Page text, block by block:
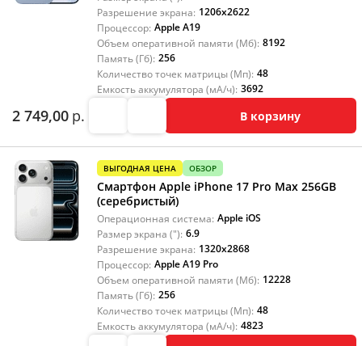
Разрешение экрана: 1206x2622
Процессор: Apple A19
Объем оперативной памяти (Мб): 8192
Память (Гб): 256
Количество точек матрицы (Мп): 48
Емкость аккумулятора (мА/ч): 3692
2 749,00 р. В корзину
ВЫГОДНАЯ ЦЕНА ОБЗОР
Смартфон Apple iPhone 17 Pro Max 256GB
(серебристый)
Операционная система: Apple iOS
Размер экрана ("): 6.9
Разрешение экрана: 1320x2868
Процессор: Apple A19 Pro
Объем оперативной памяти (Мб): 12228
Память (Гб): 256
Количество точек матрицы (Мп): 48
Емкость аккумулятора (мА/ч): 4823